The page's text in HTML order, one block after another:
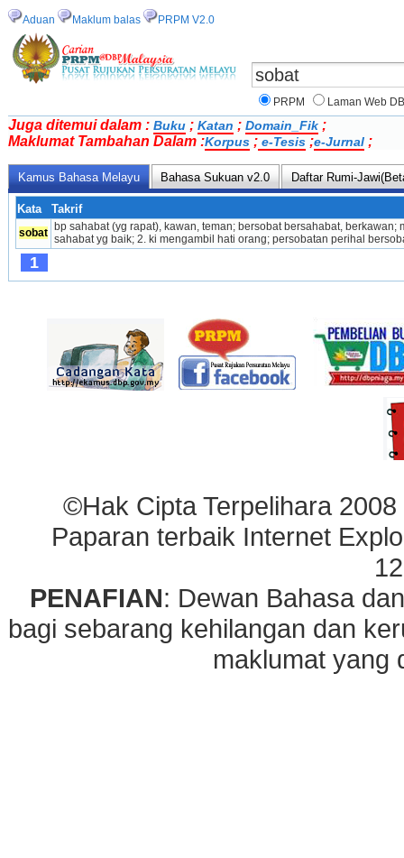
Aduan Maklum balas PRPM V2.0
PRPM Laman Web
Juga ditemui dalam : Buku ; Katan ; Domain_Fik ;
Maklumat Tambahan Dalam :Korpus ; e-Tesis ;e-Jurnal ;
Kamus Bahasa Melayu Bahasa Sukuan v2.0 Daftar Rumi-
Kata Takrif
sobat bp sahabat (yg rapat), kawan, teman; bersobat bersahabat, berkawan;
saha­bat yg baik; 2. ki mengambil hati orang; persobatan perihal
1
©Hak Cipta Terpelihara
Paparan terbaik Internet
PENAFIAN: Dewan Bahasa
bagi sebarang kehilangan dan
maklumat yang